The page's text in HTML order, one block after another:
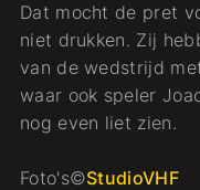
Dat mocht de pret
niet drukken. Zij
van de wedstrijd
waar ook speler
nog even liet zien.
Foto's©StudioVHF